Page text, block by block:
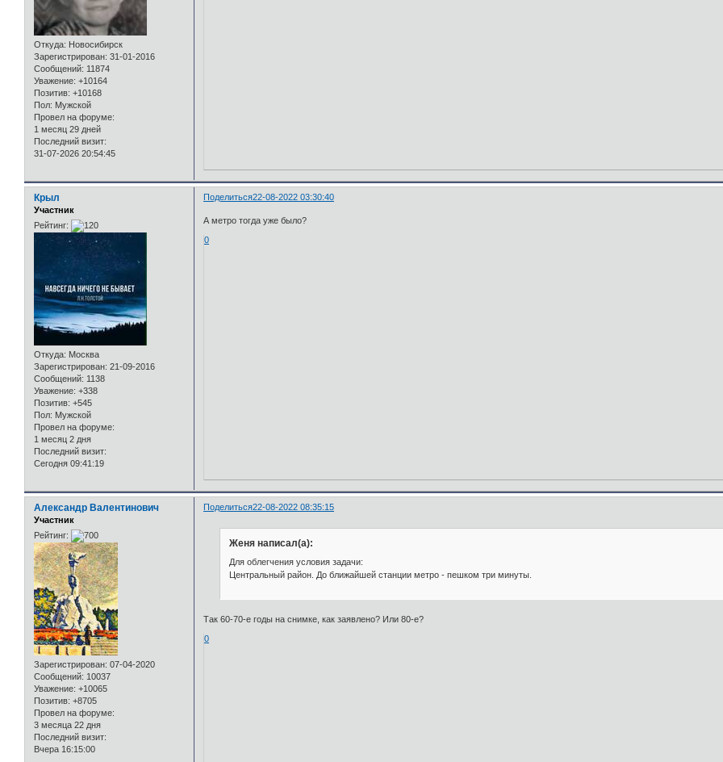
Откуда: Новосибирск
Зарегистрирован: 31-01-2016
Сообщений: 11874
Уважение: +10164
Позитив: +10168
Пол: Мужской
Провел на форуме:
1 месяц 29 дней
Последний визит:
31-07-2026 20:54:45
Поделиться22-08-2022 03:30:40
Крыл
Участник
Рейтинг:
Откуда: Москва
Зарегистрирован: 21-09-2016
Сообщений: 1138
Уважение: +338
Позитив: +545
Пол: Мужской
Провел на форуме:
1 месяц 2 дня
Последний визит:
Сегодня 09:41:19
А метро тогда уже было?
0
Поделиться22-08-2022 08:35:15
Александр Валентинович
Участник
Рейтинг:
Зарегистрирован: 07-04-2020
Сообщений: 10037
Уважение: +10065
Позитив: +8705
Провел на форуме:
3 месяца 22 дня
Последний визит:
Вчера 16:15:00
Женя написал(а):
Для облегчения условия задачи:
Центральный район. До ближайшей станции метро - пешком три минуты.
Так 60-70-е годы на снимке, как заявлено? Или 80-е?
0